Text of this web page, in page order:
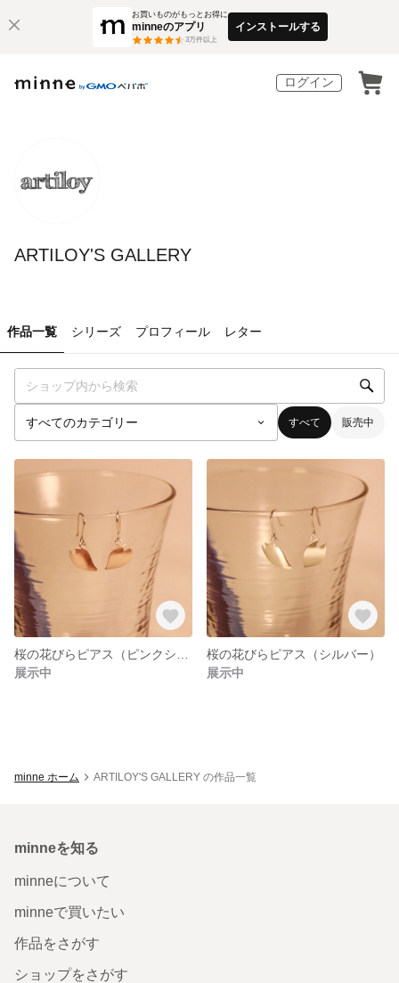
お買いものがもっとお得に
minneのアプリ
3万件以上
インストールする
ログイン
ARTILOY'S GALLERY
作品一覧 シリーズ プロフィール レター
すべて 販売中
展示中
桜の花びらピアス（シルバー）
展示中
minne ホーム ARTILOY'S GALLERY の作品一覧
minneを知る
minneについて
minneで買いたい
作品をさがす
ショップをさがす